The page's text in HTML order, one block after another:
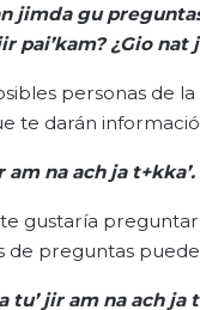
jimda gu
pai’kam? ¿Gio nat
personas de
te darán
am naach ja t+kka’.
gustaría
de preguntas
tu’jiram na achja